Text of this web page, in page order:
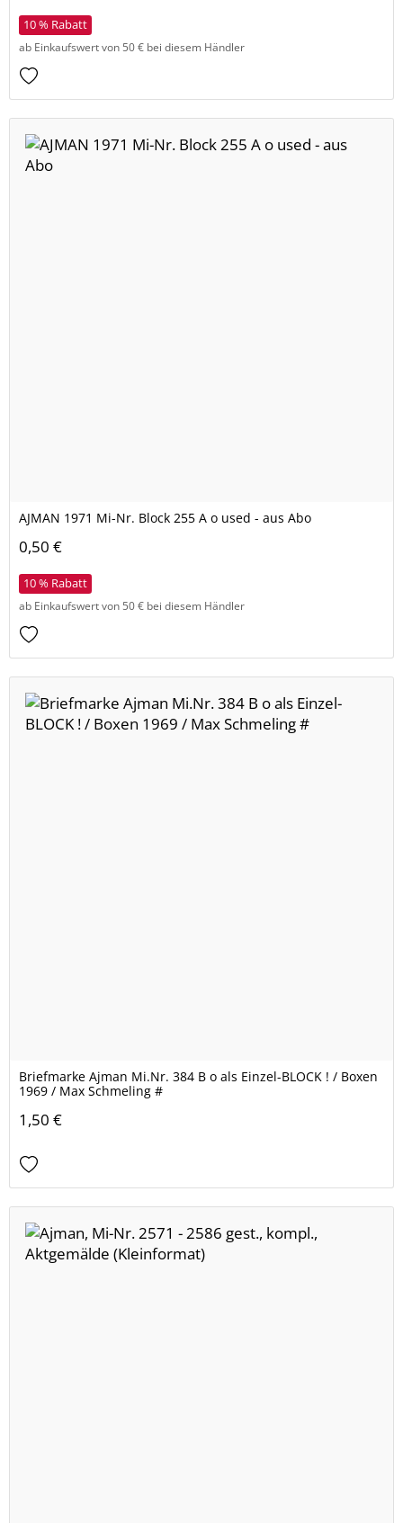
10 % Rabatt
ab Einkaufswert von 50 € bei diesem Händler
AJMAN 1971 Mi-Nr. Block 255 A o used - aus Abo
0,50 €
10 % Rabatt
ab Einkaufswert von 50 € bei diesem Händler
Briefmarke Ajman Mi.Nr. 384 B o als Einzel-BLOCK ! / Boxen
1969 / Max Schmeling #
1,50 €